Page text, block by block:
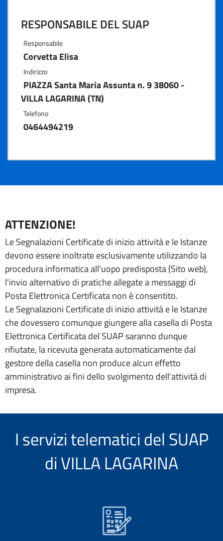
RESPONSABILE DEL SUAP
Responsabile
Corvetta Elisa
Indirizzo
PIAZZA Santa Maria Assunta n. 9 38060 -
VILLA LAGARINA (TN)
Telefono
0464494219
ATTENZIONE!
Le Segnalazioni Certificate di inizio attività e le Istanze
devono essere inoltrate esclusivamente utilizzando la
procedura informatica all'uopo predisposta (Sito web),
l'invio alternativo di pratiche allegate a messaggi di
Posta Elettronica Certificata non è consentito.
Le Segnalazioni Certificate di inizio attività e le Istanze
che dovessero comunque giungere alla casella di Posta
Elettronica Certificata del SUAP saranno dunque
rifiutate, la ricevuta generata automaticamente dal
gestore della casella non produce alcun effetto
amministrativo ai fini dello svolgimento dell'attività di
impresa.
I servizi telematici del SUAP
di VILLA LAGARINA